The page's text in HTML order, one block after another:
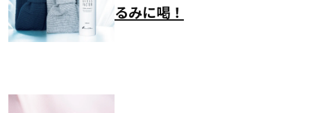
るみに喝！